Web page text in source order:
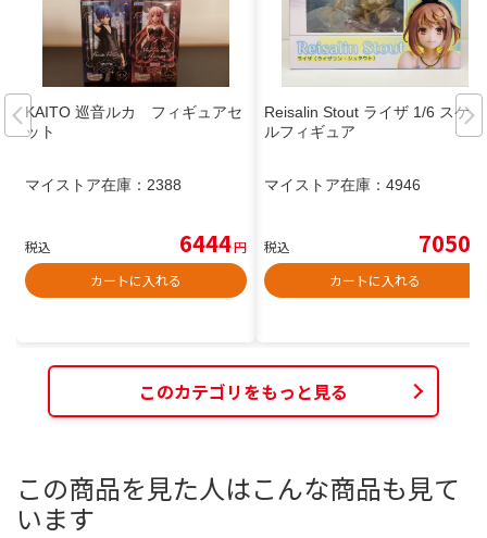
KAITO 巡音ルカ フィギュアセ
ット
マイストア在庫： 2388
税込 6444円
カートに入れる
Reisalin Stout ライザ 1/6 スケー
ルフィギュア
マイストア在庫： 4946
税込 7050
カートに入れる
このカテゴリをもっと見る
この商品を見た人はこんな商品も見て
います